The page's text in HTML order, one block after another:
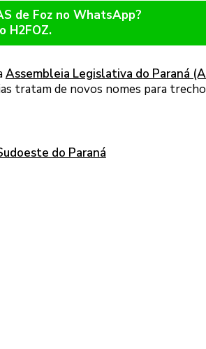
de Foz no WhatsApp?
H2FOZ.
Assembleia Legislativa do Paraná
tratam de novos nomes para
do Paraná